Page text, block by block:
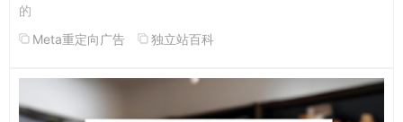
的
Meta重定向广告
独立站百科